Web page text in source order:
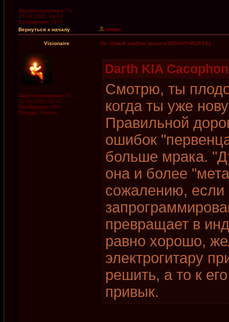
Зарегистрирован: Пн
25.09.2006, 18:18
Сообщения: 3379
Вернуться к началу
Visionaire Re: Новый альбом проекта MISANTHROFEEL
Зарегистрирован: Вс
11.09.2005, 02:47
Сообщения: 906
Откуда: Москва
Darth KIA
Смотрю, ты
когда ты уже
Правильной
ошибок
больше мрака.
она и более
сожалению, если
превращает в
равно хорошо,
электрогитару
решить, а то к
привык.